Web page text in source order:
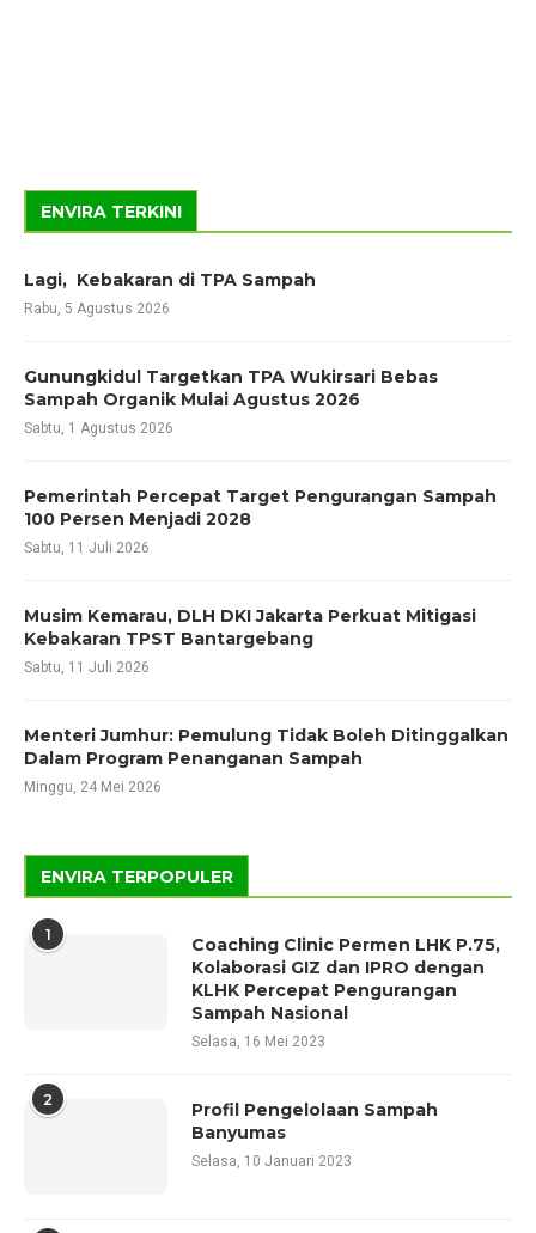
ENVIRA TERKINI
Lagi, Kebakaran di TPA Sampah
Rabu, 5 Agustus 2026
Gunungkidul Targetkan TPA Wukirsari Bebas
Sampah Organik Mulai Agustus 2026
Sabtu, 1 Agustus 2026
Pemerintah Percepat Target Pengurangan Sampah
100 Persen Menjadi 2028
Sabtu, 11 Juli 2026
Musim Kemarau, DLH DKI Jakarta Perkuat Mitigasi
Kebakaran TPST Bantargebang
Sabtu, 11 Juli 2026
Menteri Jumhur: Pemulung Tidak Boleh Ditinggalkan
Dalam Program Penanganan Sampah
Minggu, 24 Mei 2026
ENVIRA TERPOPULER
1
Coaching Clinic Permen LHK P.75,
Kolaborasi GIZ dan IPRO dengan
KLHK Percepat Pengurangan
Sampah Nasional
Selasa, 16 Mei 2023
2
Profil Pengelolaan Sampah
Banyumas
Selasa, 10 Januari 2023